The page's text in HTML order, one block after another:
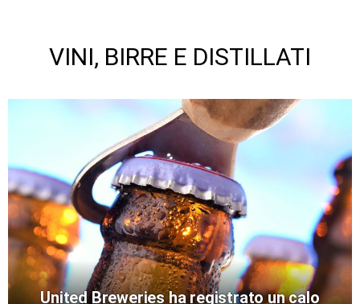
VINI, BIRRE E DISTILLATI
United Breweries ha registrato un calo